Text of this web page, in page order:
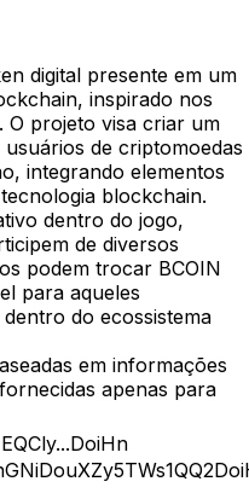
digital presente em um
inspirado nos
O projeto visa criar um
de criptomoedas
integrando elementos
blockchain.
dentro do jogo,
de diversos
podem trocar BCOIN
para aqueles
do ecossistema
em informações
apenas para